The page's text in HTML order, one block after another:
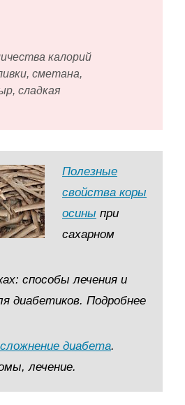
калорий
сметана,
сладкая
Полезные
свойства коры
осины при
сахарном
способы лечения и
диабетиков. Подробнее
диабета.
лечение.